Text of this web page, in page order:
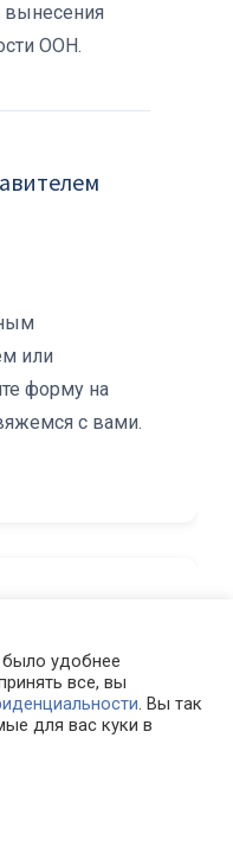
ООН.
или
форму на
с вами.
дня»?
удобнее
все, вы
. Вы так
для вас куки в